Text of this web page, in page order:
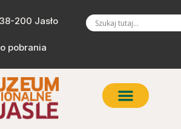
200 Jasło
pobrania